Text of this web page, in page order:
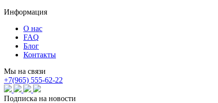
Информация
О нас
FAQ
Блог
Контакты
Мы на связи
+7(965) 555-62-22
Подписка на новости